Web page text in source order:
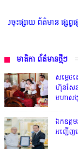
ាណិជ្ជកម្ម និងរចនាគេហទំ
មាតិកា ព័ត៌មានថ្មីៗ
សម្តេច
ហ៊ុនសែន
មហាសង្
ឯកឧត្ត
អញ្ជើញ